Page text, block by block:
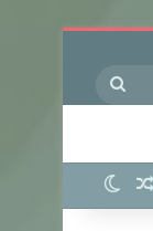
نوشته تصادفی